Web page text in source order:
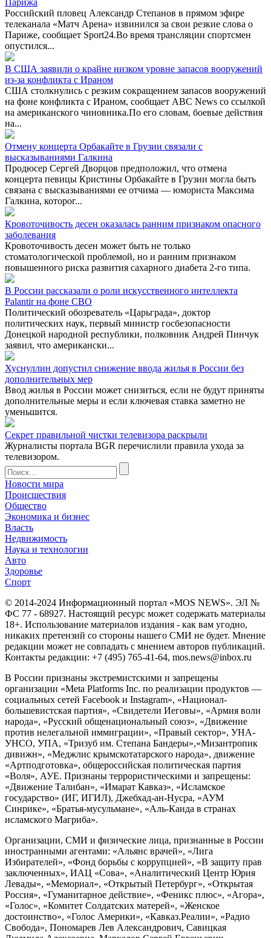
Российский пловец Александр Степанов в прямом эфире
телеканала «Матч Арена» извинился за свои резкие слова о
Париже, сообщает Sport24.Во время трансляции спортсмен
опустился...
В США заявили о крайне низком уровне запасов вооружений
из-за конфликта с Ираном
США столкнулись с резким сокращением запасов вооружений
на фоне конфликта с Ираном, сообщает ABC News со ссылкой
на американского чиновника.По его словам, боевые действия
на...
Отмену концерта Орбакайте в Грузии связали с
высказываниями Галкина
Продюсер Сергей Дворцов предположил, что отмена
концерта певицы Кристины Орбакайте в Грузии могла быть
связана с высказываниями ее отчима — юмориста Максима
Галкина, которог...
Кровоточивость десен оказалась ранним признаком опасного
заболевания
Кровоточивость десен может быть не только
стоматологической проблемой, но и ранним признаком
повышенного риска развития сахарного диабета 2-го типа.
В России рассказали о роли искусственного интеллекта
Palantir на фоне СВО
Политический обозреватель «Царьграда», доктор
политических наук, первый министр госбезопасности
Донецкой народной республики, полковник Андрей Пинчук
заявил, что американски...
Хуснуллин допустил снижение ввода жилья в России без
дополнительных мер
Ввод жилья в России может снизиться, если не будут приняты
дополнительные меры и если ключевая ставка заметно не
уменьшится.
Секрет правильной чистки телевизора раскрыли
Журналисты портала BGR перечислили правила ухода за
телевизором.
Новости мира
Происшествия
Общество
Экономика и бизнес
Власть
Недвижимость
Наука и технологии
Авто
Здоровье
Спорт
© 2014-2024 Информационный портал «MOS NEWS». ЭЛ №
ФС 77 - 68927. Настоящий ресурс может содержать материалы
18+. Использование материалов издания - как вам угодно,
никаких претензий со стороны нашего СМИ не будет. Мнение
редакции может не совпадать с мнением авторов публикаций.
Контакты редакции: +7 (495) 765-41-64, mos.news@inbox.ru
В России признаны экстремистскими и запрещены
организации «Meta Platforms Inc. по реализации продуктов —
социальных сетей Facebook и Instagram», «Национал-
большевистская партия», «Свидетели Иеговы», «Армия воли
народа», «Русский общенациональный союз», «Движение
против нелегальной иммиграции», «Правый сектор», УНА-
УНСО, УПА, «Тризуб им. Степана Бандеры»,«Мизантропик
дивижн», «Меджлис крымскотатарского народа», движение
«Артподготовка», общероссийская политическая партия
«Воля», АУЕ. Признаны террористическими и запрещены:
«Движение Талибан», «Имарат Кавказ», «Исламское
государство» (ИГ, ИГИЛ), Джебхад-ан-Нусра, «АУМ
Синрике», «Братья-мусульмане», «Аль-Каида в странах
исламского Магриба».
Организации, СМИ и физические лица, признанные в России
иностранными агентами: «Альянс врачей», «Лига
Избирателей», «Фонд борьбы с коррупцией», «В защиту прав
заключенных», ИАЦ «Сова», «Аналитический Центр Юрия
Левады», «Мемориал», «Открытый Петербург», «Открытая
Россия», «Гуманитарное действие», «Феникс плюс», «Агора»,
«Голос», «Комитет Солдатских матерей», «Женское
достоинство», «Голос Америки», «Кавказ.Реалии», «Радио
Свобода», Пономарев Лев Александрович, Савицкая